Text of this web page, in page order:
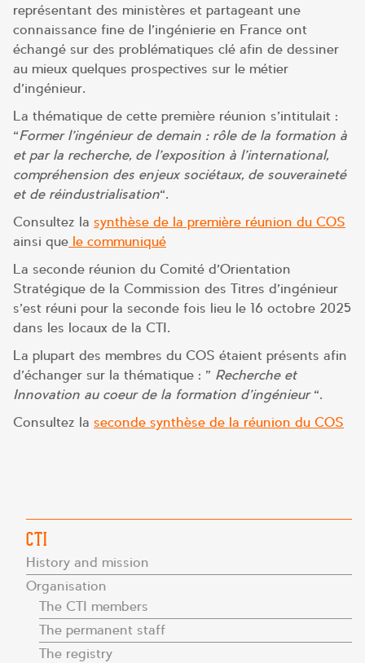
représentant des ministères et partageant une
connaissance fine de l’ingénierie en France ont
échangé sur des problématiques clé afin de dessiner
au mieux quelques prospectives sur le métier
d’ingénieur.
La thématique de cette première réunion s’intitulait :
“Former l’ingénieur de demain : rôle de la formation à
et par la recherche, de l’exposition à l’international,
compréhension des enjeux sociétaux, de souveraineté
et de réindustrialisation“.
Consultez la synthèse de la première réunion du COS
ainsi que le communiqué
La seconde réunion du Comité d’Orientation
Stratégique de la Commission des Titres d’ingénieur
s’est réuni pour la seconde fois lieu le 16 octobre 2025
dans les locaux de la CTI.
La plupart des membres du COS étaient présents afin
d’échanger sur la thématique : ” Recherche et
Innovation au coeur de la formation d’ingénieur“.
Consultez la seconde synthèse de la réunion du COS
CTI
History and mission
Organisation
The CTI members
The permanent staff
The registry